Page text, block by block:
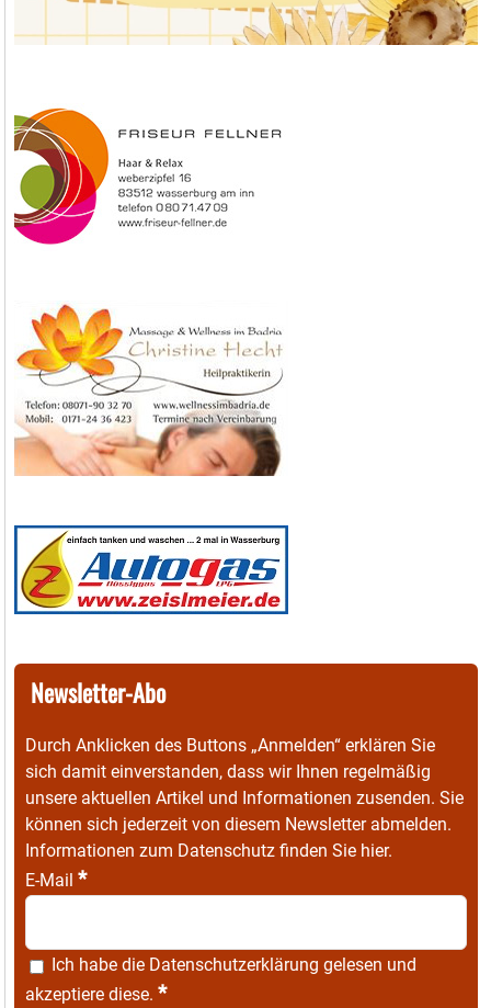
Newsletter-Abo
Durch Anklicken des Buttons „Anmelden“ erklären Sie
sich damit einverstanden, dass wir Ihnen regelmäßig
unsere aktuellen Artikel und Informationen zusenden. Sie
können sich jederzeit von diesem Newsletter abmelden.
Informationen zum Datenschutz finden Sie hier.
E-Mail *
Ich habe die Datenschutzerklärung gelesen und
akzeptiere diese. *